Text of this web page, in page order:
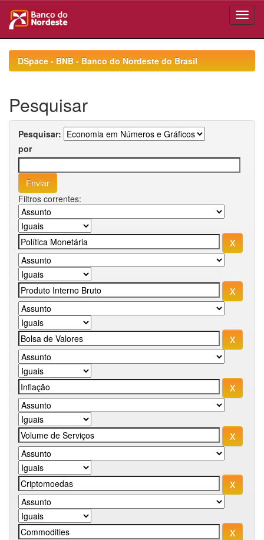
navigationDSpace - BNB - Banco do Nordeste do Brasil
Pesquisar
Pesquisar:
por
Filtros correntes: